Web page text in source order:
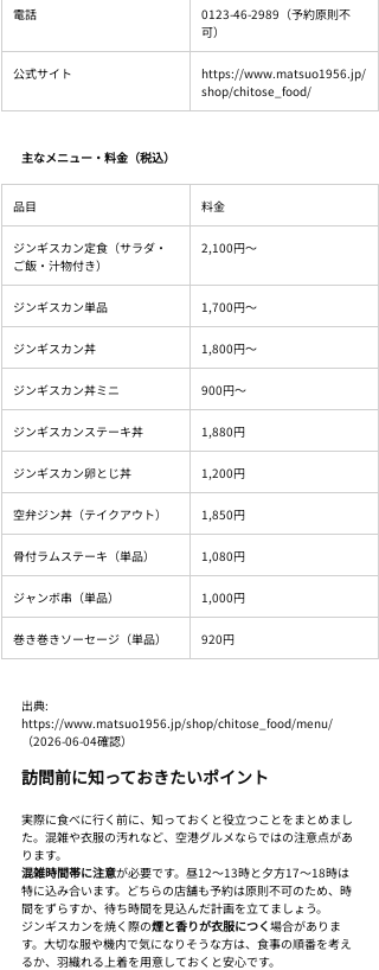
電話
0123-46-2989（予約原則不
可）
公式サイト
https://www.matsuo1956.jp/
shop/chitose_food/
主なメニュー・料金（税込）
品目 料金
ジンギスカン定食（サラダ・
ご飯・汁物付き）
2,100円〜
ジンギスカン単品 1,700円〜
ジンギスカン丼 1,800円〜
ジンギスカン丼ミニ 900円〜
ジンギスカンステーキ丼 1,880円
ジンギスカン卵とじ丼 1,200円
空弁ジン丼（テイクアウト） 1,850円
骨付ラムステーキ（単品） 1,080円
ジャンボ串（単品） 1,000円
巻き巻きソーセージ（単品） 920円
出典:
https://www.matsuo1956.jp/shop/chitose_food/menu/
（2026-06-04確認）
訪問前に知っておきたいポイント
実際に食べに行く前に、知っておくと役立つことをまとめまし
た。混雑や衣服の汚れなど、空港グルメならではの注意点があ
ります。
混雑時間帯に注意が必要です。昼12〜13時と夕方17〜18時は
特に込み合います。どちらの店舗も予約は原則不可のため、時
間をずらすか、待ち時間を見込んだ計画を立てましょう。
ジンギスカンを焼く際の煙と香りが衣服につく場合がありま
す。大切な服や機内で気になりそうな方は、食事の順番を考え
るか、羽織れる上着を用意しておくと安心です。